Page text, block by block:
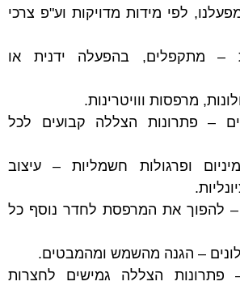
לפי מידות מדויקות וע"פ צרכי
– מתקפלים, בהפעלה ידנית או
מרפסות ווויטרינות.
– פתרונות הצללה קבועים לכל
ופרגולות חשמליות – עיצוב
– להפוך את המרפסת לחדר נוסף כל
– הגנה מהשמש ומהמבטים.
הצללה גמישים לחצרות